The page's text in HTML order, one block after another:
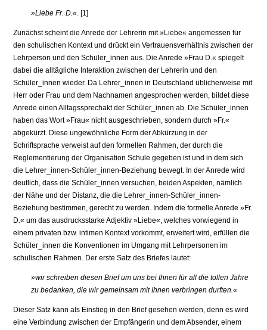
»Liebe Fr. D.«. [1]
Zunächst scheint die Anrede der Lehrerin mit »Liebe« angemessen für
den schulischen Kontext und drückt ein Vertrauensverhältnis zwischen der
Lehrperson und den Schüler_innen aus. Die Anrede »Frau D.« spiegelt
dabei die alltägliche Interaktion zwischen der Lehrerin und den
Schüler_innen wieder. Da Lehrer_innen in Deutschland üblicherweise mit
Herr oder Frau und dem Nachnamen angesprochen werden, bildet diese
Anrede einen Alltagssprechakt der Schüler_innen ab. Die Schüler_innen
haben das Wort »Frau« nicht ausgeschrieben, sondern durch »Fr.«
abgekürzt. Diese ungewöhnliche Form der Abkürzung in der
Schriftsprache verweist auf den formellen Rahmen, der durch die
Reglementierung der Organisation Schule gegeben ist und in dem sich
die Lehrer_innen-Schüler_innen-Beziehung bewegt. In der Anrede wird
deutlich, dass die Schüler_innen versuchen, beiden Aspekten, nämlich
der Nähe und der Distanz, die die Lehrer_innen-Schüler_innen-
Beziehung bestimmen, gerecht zu werden. Indem die formelle Anrede »Fr.
D.« um das ausdrucksstarke Adjektiv »Liebe«, welches vorwiegend in
einem privaten bzw. intimen Kontext vorkommt, erweitert wird, erfüllen die
Schüler_innen die Konventionen im Umgang mit Lehrpersonen im
schulischen Rahmen. Der erste Satz des Briefes lautet:
»wir schreiben diesen Brief um uns bei Ihnen für all die tollen Jahre
zu bedanken, die wir gemeinsam mit Ihnen verbringen durften.«
Dieser Satz kann als Einstieg in den Brief gesehen werden, denn es wird
eine Verbindung zwischen der Empfängerin und dem Absender, einem